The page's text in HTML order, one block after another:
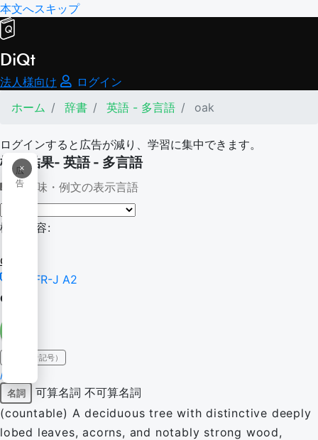
本文へスキップ
DiQt
法人様向け
ログイン
ホーム
辞書 英語 - 多言語 oak
ログインすると広告が減り、学習に集中できます。
×
広
告
検索結果- 英語 - 多言語
意味・例文の表示言語
検索内容:
oak
CEFR-J A2
oak
IPA（発音記号）
/oʊk/
名詞 可算名詞 不可算名詞
(countable) A deciduous tree with distinctive deeply
lobed leaves, acorns, and notably strong wood,